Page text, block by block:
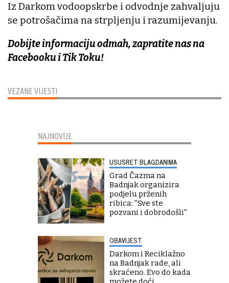
VEZANE VIJESTI
Iz Darkom vodoopskrbe i odvodnje zahvaljuju
se potrošačima na strpljenju i razumijevanju.
Dobijte informaciju odmah, zapratite nas na
Facebooku i Tik Toku!
NAJNOVIJE
USUSRET BLAGDANIMA
Grad Čazma na
Badnjak organizira
podjelu prženih
ribica: ''Sve ste
pozvani i dobrodošli''
OBAVIJEST
Darkom i Reciklažno
na Badnjak rade, ali
skraćeno. Evo do kada